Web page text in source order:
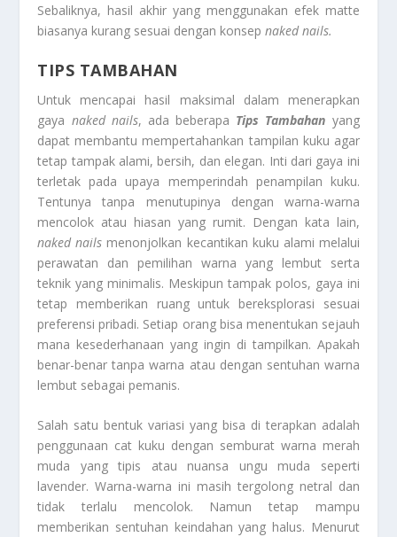
Sebaliknya, hasil akhir yang menggunakan efek matte
biasanya kurang sesuai dengan konsepnaked nails.
TIPS TAMBAHAN
Untuk mencapai hasil maksimal dalam menerapkan
gaya naked nails, ada beberapa Tips Tambahan yang
dapat membantu mempertahankan tampilan kuku agar
tetap tampak alami, bersih, dan elegan. Inti dari gaya ini
terletak pada upaya memperindah penampilan kuku.
Tentunya tanpa menutupinya dengan warna-warna
mencolok atau hiasan yang rumit. Dengan kata lain,
naked nails menonjolkan kecantikan kuku alami melalui
perawatan dan pemilihan warna yang lembut serta
teknik yang minimalis. Meskipun tampak polos, gaya ini
tetap memberikan ruang untuk bereksplorasi sesuai
preferensi pribadi. Setiap orang bisa menentukan sejauh
mana kesederhanaan yang ingin di tampilkan. Apakah
benar-benar tanpa warna atau dengan sentuhan warna
lembut sebagai pemanis.
Salah satu bentuk variasi yang bisa di terapkan adalah
penggunaan cat kuku dengan semburat warna merah
muda yang tipis atau nuansa ungu muda seperti
lavender. Warna-warna ini masih tergolong netral dan
tidak terlalu mencolok. Namun tetap mampu
memberikan sentuhan keindahan yang halus. Menurut